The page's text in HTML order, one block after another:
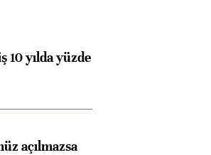
yılda yüzde
açılmazsa